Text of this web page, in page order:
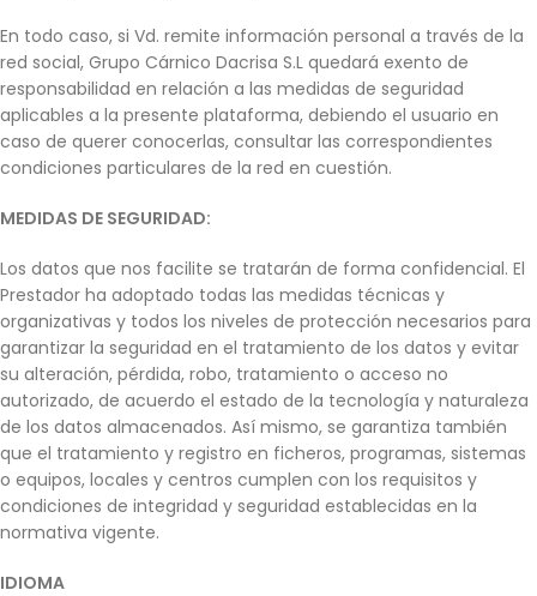
En todo caso, si Vd. remite información personal a través de la
red social, Grupo Cárnico Dacrisa S.L quedará exento de
responsabilidad en relación a las medidas de seguridad
aplicables a la presente plataforma, debiendo el usuario en
caso de querer conocerlas, consultar las correspondientes
condiciones particulares de la red en cuestión.
MEDIDAS DE SEGURIDAD:
Los datos que nos facilite se tratarán de forma confidencial. El
Prestador ha adoptado todas las medidas técnicas y
organizativas y todos los niveles de protección necesarios para
garantizar la seguridad en el tratamiento de los datos y evitar
su alteración, pérdida, robo, tratamiento o acceso no
autorizado, de acuerdo el estado de la tecnología y naturaleza
de los datos almacenados. Así mismo, se garantiza también
que el tratamiento y registro en ficheros, programas, sistemas
o equipos, locales y centros cumplen con los requisitos y
condiciones de integridad y seguridad establecidas en la
normativa vigente.
IDIOMA